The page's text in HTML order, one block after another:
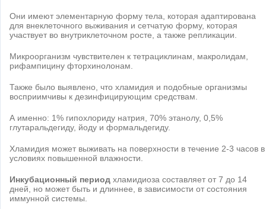
Они имеют элементарную форму тела, которая адаптирована
для внеклеточного выживания и сетчатую форму, которая
участвует во внутриклеточном росте, а также репликации.
Микроорганизм чувствителен к тетрациклинам, макролидам,
рифампицину фторхинолонам.
Также было выявлено, что хламидия и подобные организмы
восприимчивы к дезинфицирующим средствам.
А именно: 1% гипохлориду натрия, 70% этанолу, 0,5%
глутаральдегиду, йоду и формальдегиду.
Хламидия может выживать на поверхности в течение 2-3 часов в
условиях повышенной влажности.
Инкубационный период хламидиоза составляет от 7 до 14
дней, но может быть и длиннее, в зависимости от состояния
иммунной системы.